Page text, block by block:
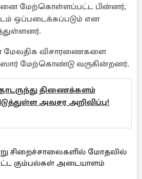
மேற்கொள்ளப்பட்ட பின்னர்,
ஒப்படைக்கப்படும் என
மேலதிக விசாரணைகளை
மேற்கொண்டு வருகின்றனர்.
திணைக்களம்
அவசர அறிவிப்பு!
சிறைச்சாலைகளில் மோதலில்
கும்பல்கள் அடையாளம்